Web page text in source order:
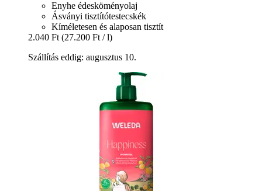
Enyhe édesköményolaj
Ásványi tisztítótestecskék
Kíméletesen és alaposan tisztít
2.040 Ft (27.200 Ft / l)
Szállítás eddig: augusztus 10.